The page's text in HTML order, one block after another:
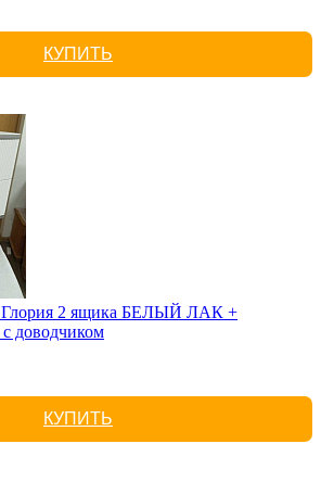
КУПИТЬ
Глория 2 ящика БЕЛЫЙ ЛАК +
КУПИТЬ